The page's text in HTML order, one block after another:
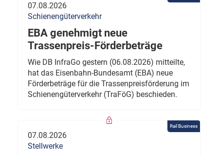
07.08.2026
Schienengüterverkehr
EBA genehmigt neue
Trassenpreis-Förderbeträge
Wie DB InfraGo gestern (06.08.2026) mitteilte,
hat das Eisenbahn-Bundesamt (EBA) neue
Förderbeträge für die Trassenpreisförderung im
Schienengüterverkehr (TraFöG) beschieden.
Rail Business
07.08.2026
Stellwerke